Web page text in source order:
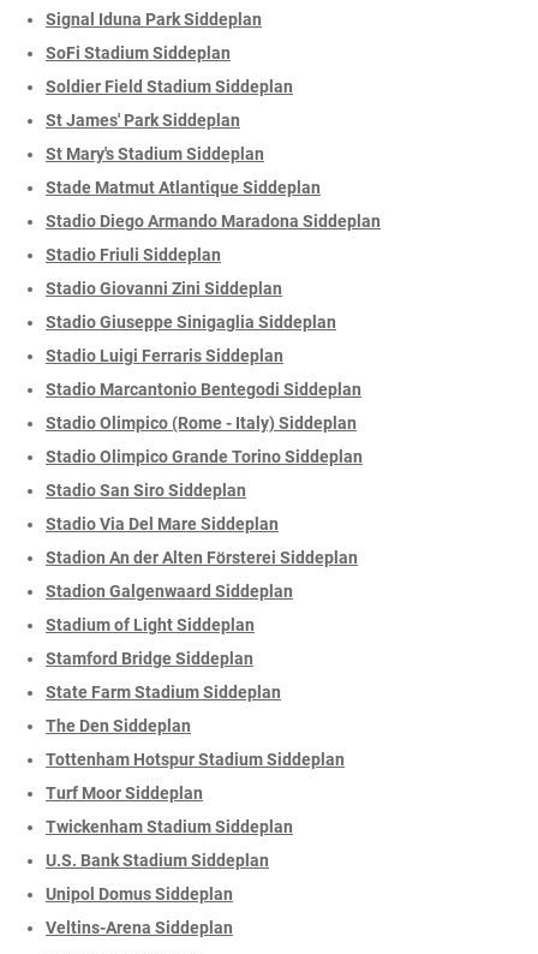
Signal Iduna Park Siddeplan
SoFi Stadium Siddeplan
Soldier Field Stadium Siddeplan
St James' Park Siddeplan
St Mary's Stadium Siddeplan
Stade Matmut Atlantique Siddeplan
Stadio Diego Armando Maradona Siddeplan
Stadio Friuli Siddeplan
Stadio Giovanni Zini Siddeplan
Stadio Giuseppe Sinigaglia Siddeplan
Stadio Luigi Ferraris Siddeplan
Stadio Marcantonio Bentegodi Siddeplan
Stadio Olimpico (Rome - Italy) Siddeplan
Stadio Olimpico Grande Torino Siddeplan
Stadio San Siro Siddeplan
Stadio Via Del Mare Siddeplan
Stadion An der Alten Försterei Siddeplan
Stadion Galgenwaard Siddeplan
Stadium of Light Siddeplan
Stamford Bridge Siddeplan
State Farm Stadium Siddeplan
The Den Siddeplan
Tottenham Hotspur Stadium Siddeplan
Turf Moor Siddeplan
Twickenham Stadium Siddeplan
U.S. Bank Stadium Siddeplan
Unipol Domus Siddeplan
Veltins-Arena Siddeplan